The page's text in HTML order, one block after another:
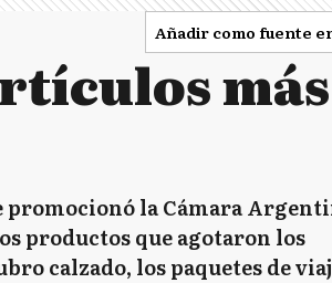
Añadir como fuente
más
promocionó la Cámara
productos que agotaron los
calzado, los paquetes de